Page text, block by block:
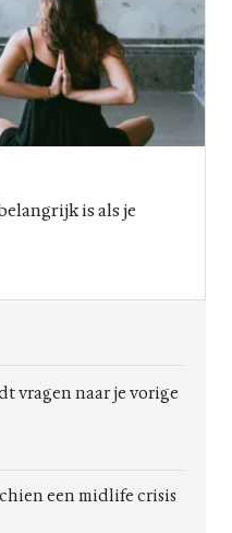
is als je
vragen naar je vorige
een midlife crisis